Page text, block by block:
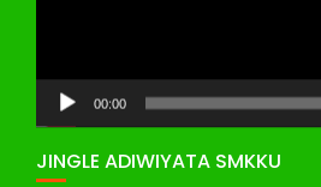
00:00
JINGLE ADIWIYATA SMKKU